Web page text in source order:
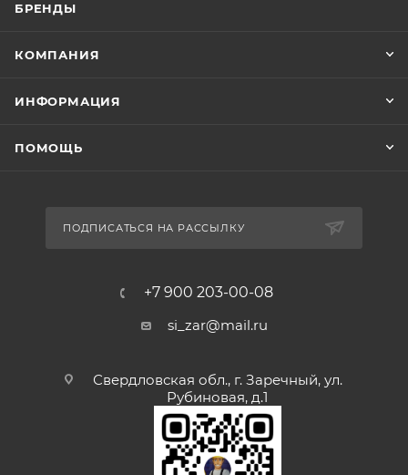
БРЕНДЫ
КОМПАНИЯ
ИНФОРМАЦИЯ
ПОМОЩЬ
ПОДПИСАТЬСЯ НА РАССЫЛКУ
+7 900 203-00-08
si_zar@mail.ru
Свердловская обл., г. Заречный, ул.
Рубиновая, д.1